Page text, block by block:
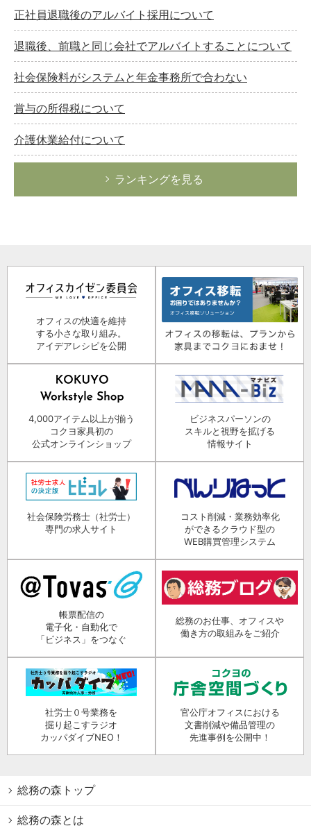
正社員退職後のアルバイト採用について
退職後、前職と同じ会社でアルバイトすることについて
社会保険料がシステムと年金事務所で合わない
賞与の所得税について
介護休業給付について
ランキングを見る
オフィスの快適を維持
する小さな取り組み。
アイデアレシピを公開
4,000アイテム以上が揃う
コクヨ家具初の
公式オンラインショップ
ビジネスパーソンの
スキルと視野を拡げる
情報サイト
社会保険労務士（社労士）
専門の求人サイト
コスト削減・業務効率化
ができるクラウド型の
WEB購買管理システム
帳票配信の
電子化・自動化で
「ビジネス」をつなぐ
総務のお仕事、オフィスや
働き方の取組みをご紹介
社労士０号業務を
掘り起こすラジオ
カッパダイブNEO！
官公庁オフィスにおける
文書削減や備品管理の
先進事例を公開中！
総務の森トップ
総務の森とは